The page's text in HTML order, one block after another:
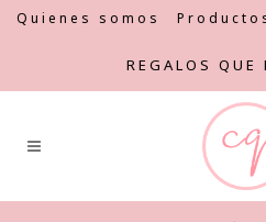
Quienes somos
REGALOS QUE